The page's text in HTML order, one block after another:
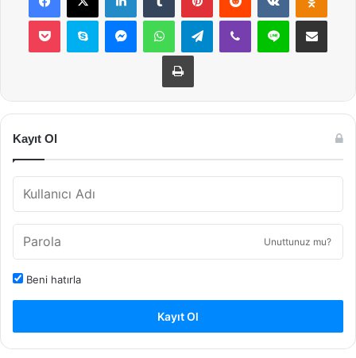
Pocket Skype MessengerWhatsAppTelegramViber Line E-Posta ile
Yazdır
Kayıt Ol
Unuttunuz mu?
Beni hatırla
Kayıt Ol